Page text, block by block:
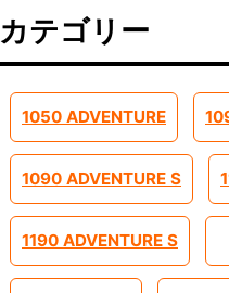
カテゴリー
1050 ADVENTURE
1090 ADVENTURE S
1190 ADVENTURE S